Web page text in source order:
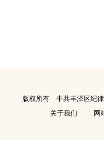
版权所有 中共丰泽区纪
关于我们
网